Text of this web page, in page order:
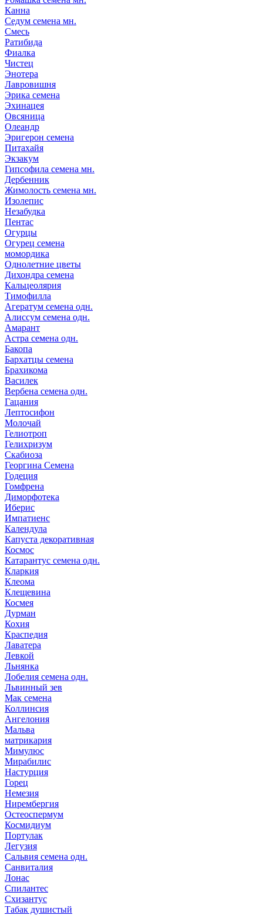
Канна
Седум семена мн.
Смесь
Ратибида
Фиалка
Чистец
Энотера
Лавровишня
Эрика семена
Эхинацея
Овсяница
Олеандр
Эригерон семена
Питахайя
Экзакум
Гипсофила семена мн.
Дербенник
Жимолость семена мн.
Изолепис
Незабудка
Пентас
Огурцы
Огурец семена
момордика
Однолетние цветы
Дихондра семена
Кальцеолярия
Тимофилла
Агератум семена одн.
Алиссум семена одн.
Амарант
Астра семена одн.
Бакопа
Бархатцы семена
Брахикома
Василек
Вербена семена одн.
Гацания
Лептосифон
Молочай
Гелиотроп
Гелихризум
Скабиоза
Георгина Семена
Годеция
Гомфрена
Диморфотека
Иберис
Импатиенс
Календула
Капуста декоративная
Космос
Катарантус семена одн.
Кларкия
Клеома
Клещевина
Космея
Дурман
Кохия
Краспедия
Лаватера
Левкой
Льнянка
Лобелия семена одн.
Львинный зев
Мак семена
Коллинсия
Ангелония
Мальва
матрикария
Мимулюс
Мирабилис
Настурция
Горец
Немезия
Нирембергия
Остеоспермум
Космидиум
Портулак
Легузия
Сальвия семена одн.
Санвиталия
Лонас
Спилантес
Схизантус
Табак душистый